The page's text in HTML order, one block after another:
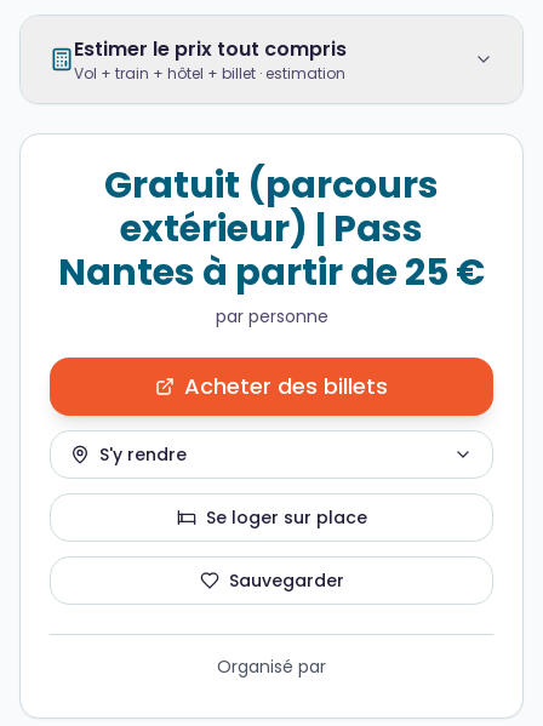
Estimer le prix tout compris
Vol + train + hôtel + billet · estimation
Gratuit (parcours
extérieur) | Pass
Nantes à partir de 25 €
par personne
Acheter des billets
S'y rendre
Se loger sur place
Sauvegarder
Organisé par